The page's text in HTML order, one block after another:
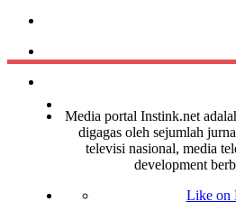
Media portal Instink.net
digagas oleh sejumlah
televisi nasional, media
development
Like on